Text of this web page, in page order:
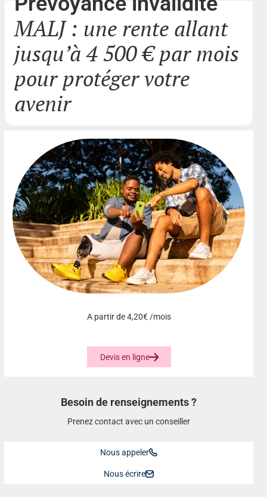
MALJ : une rente allant
jusqu’à 4 500 € par mois
pour protéger votre
avenir
A partir de 4,20€ /mois
Devis en ligne
Besoin de renseignements ?
Prenez contact avec un conseiller
Nous appeler
Nous écrire